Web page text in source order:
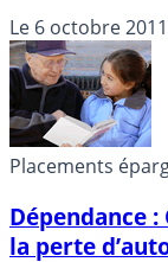
craignant la
autant !
Le 6 octobre 2011
Placements
Dépendance
la perte